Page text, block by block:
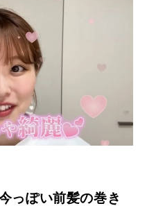
っぽい前髪の巻き